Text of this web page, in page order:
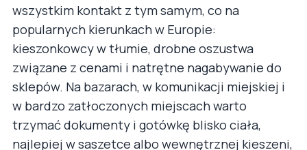
wszystkim kontakt z tym samym, co na
popularnych kierunkach w Europie:
kieszonkowcy w tłumie, drobne oszustwa
związane z cenami i natrętne nagabywanie do
sklepów. Na bazarach, w komunikacji miejskiej i
w bardzo zatłoczonych miejscach warto
trzymać dokumenty i gotówkę blisko ciała,
najlepiej w saszetce albo wewnętrznej kieszeni,